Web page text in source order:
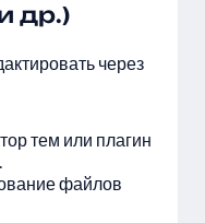
др.)
через
тем или плагин
файлов